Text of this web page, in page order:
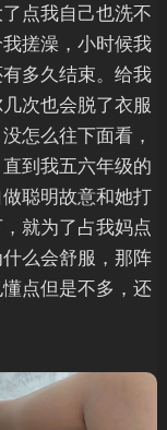
点我自己也洗不
搓澡，小时候我
多久结束。给我
次也会脱了衣服
怎么往下面看，
到我五六年级的
聪明故意和她打
就为了占我妈点
么会舒服，那阵
点但是不多，还